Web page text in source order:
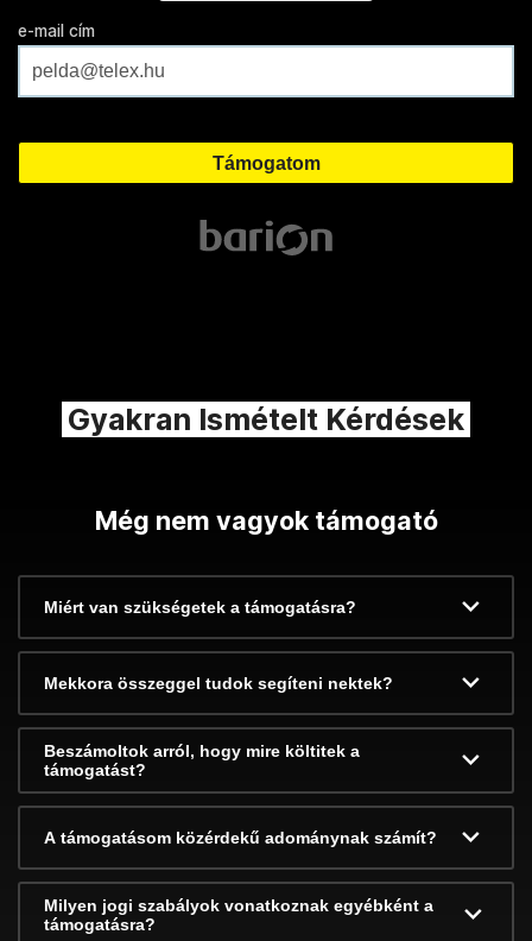
e-mail cím
Gyakran Ismételt Kérdések
Még nem vagyok támogató
Miért van szükségetek a támogatásra?
Mekkora összeggel tudok segíteni nektek?
Beszámoltok arról, hogy mire költitek a
támogatást?
A támogatásom közérdekű adománynak számít?
Milyen jogi szabályok vonatkoznak egyébként a
támogatásra?